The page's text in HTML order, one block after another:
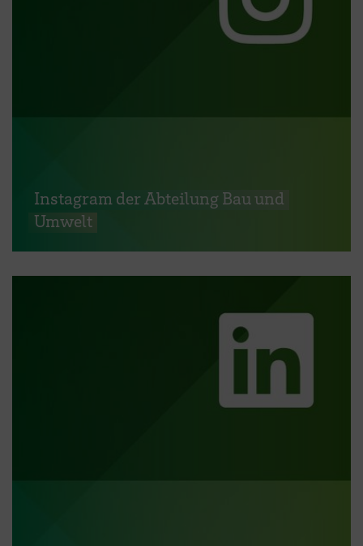
Instagram der Abteilung Bau und
Umwelt